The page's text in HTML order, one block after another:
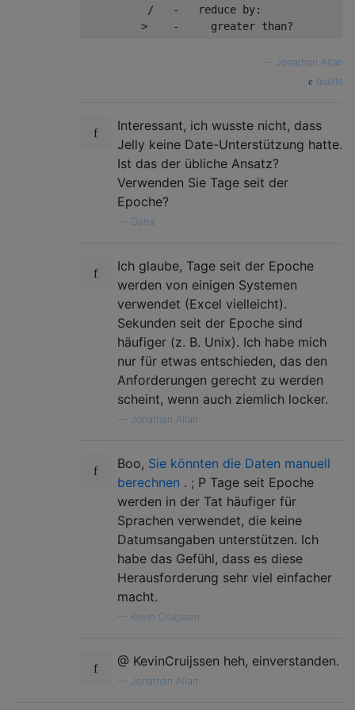
          /   -   reduce by:
Jonathan Allan
quelle
Interessant, ich wusste nicht, dass
Jelly keine Date-Unterstützung hatte.
Ist das der übliche Ansatz?
Verwenden Sie Tage seit der
Epoche?
Dana
Ich glaube, Tage seit der Epoche
werden von einigen Systemen
verwendet (Excel vielleicht).
Sekunden seit der Epoche sind
häufiger (z. B. Unix). Ich habe mich
nur für etwas entschieden, das den
Anforderungen gerecht zu werden
scheint, wenn auch ziemlich locker.
Jonathan Allan
Boo, Sie könnten die Daten manuell
berechnen . ; P Tage seit Epoche
werden in der Tat häufiger für
Sprachen verwendet, die keine
Datumsangaben unterstützen. Ich
habe das Gefühl, dass es diese
Herausforderung sehr viel einfacher
macht.
Kevin Cruijssen
@ KevinCruijssen heh, einverstanden.
Jonathan Allan